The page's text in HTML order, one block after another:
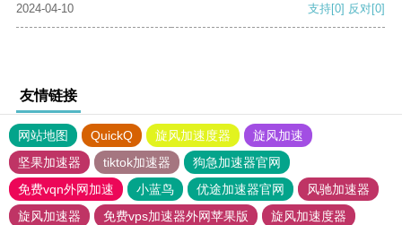
2024-04-10 支持[0] 反对[0]
友情链接
网站地图 QuickQ 旋风加速度器
旋风加速
坚果加速器
tiktok加速器
狗急加速器官网
免费vqn外网加速
小蓝鸟 优途加速器官网
风驰加速器
旋风加速器
免费vps加速器外网苹果版
旋风加速度器